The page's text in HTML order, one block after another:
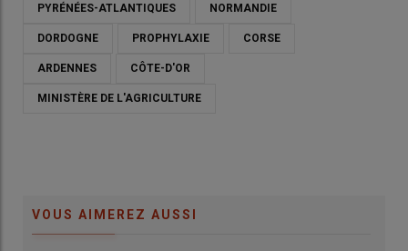
PYRÉNÉES-ATLANTIQUES NORMANDIE
DORDOGNE PROPHYLAXIE CORSE
ARDENNES CÔTE-D'OR
MINISTÈRE DE L'AGRICULTURE
VOUS AIMEREZ AUSSI